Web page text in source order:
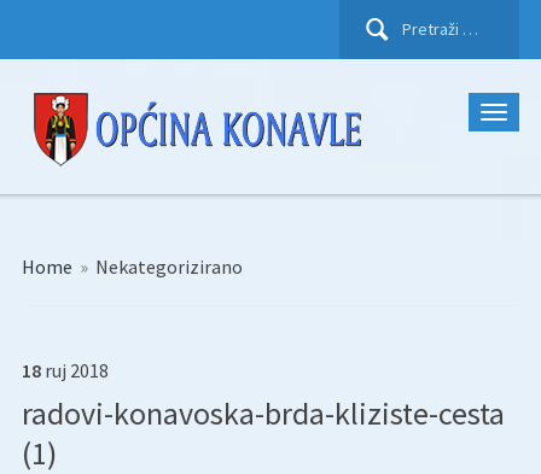
Pretraži:
Home » Nekategorizirano
18 ruj 2018
radovi-konavoska-brda-kliziste-cesta
(1)